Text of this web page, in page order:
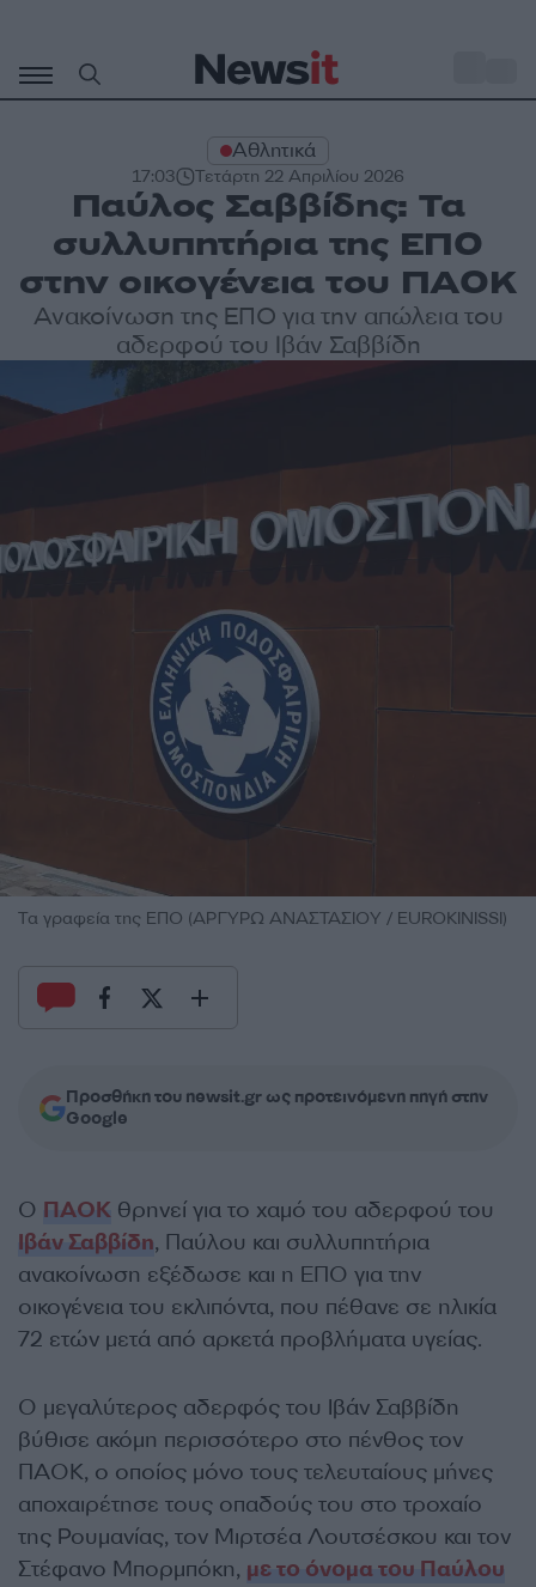
περιεχόμενο
Αθλητικά
17:03 Τετάρτη 22 Απριλίου 2026
Παύλος Σαββίδης: Τα
συλλυπητήρια της ΕΠΟ
στην οικογένεια του ΠΑΟΚ
Ανακοίνωση της ΕΠΟ για την απώλεια του
αδερφού του Ιβάν Σαββίδη
Τα γραφεία της ΕΠΟ (ΑΡΓΥΡΩ ΑΝΑΣΤΑΣΙΟΥ / EUROKINISSI)
Προσθήκη του newsit.gr ως προτεινόμενη πηγή στην
Google
Ο ΠΑΟΚ θρηνεί για το χαμό του αδερφού του
Ιβάν Σαββίδη, Παύλου και συλλυπητήρια
ανακοίνωση εξέδωσε και η ΕΠΟ για την
οικογένεια του εκλιπόντα, που πέθανε σε ηλικία
72 ετών μετά από αρκετά προβλήματα υγείας.
Ο μεγαλύτερος αδερφός του Ιβάν Σαββίδη
βύθισε ακόμη περισσότερο στο πένθος τον
ΠΑΟΚ, ο οποίος μόνο τους τελευταίους μήνες
αποχαιρέτησε τους οπαδούς του στο τροχαίο
της Ρουμανίας, τον Μιρτσέα Λουτσέσκου και τον
Στέφανο Μπορμπόκη, με το όνομα του Παύλου